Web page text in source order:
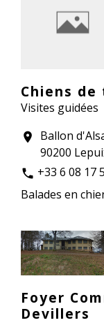
Chiens de
Visites guidées
location_on
Ballon
90200
phone +33 6 08 17
Balades en
Foyer
Devillers